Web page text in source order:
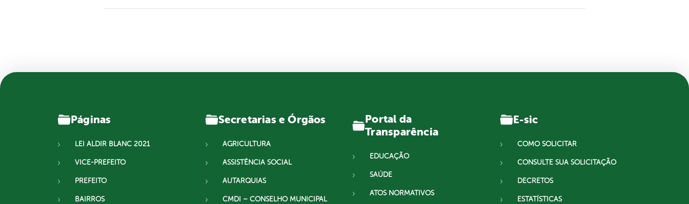
Páginas
LEI ALDIR BLANC 2021
VICE-PREFEITO
PREFEITO
BAIRROS
Secretarias e Órgãos
AGRICULTURA
ASSISTÊNCIA SOCIAL
AUTARQUIAS
CMDI – CONSELHO MUNICIPAL
Portal da
Transparência
EDUCAÇÃO
SAÚDE
ATOS NORMATIVOS
E-sic
COMO SOLICITAR
CONSULTE SUA SOLICITAÇÃO
DECRETOS
ESTATÍSTICAS